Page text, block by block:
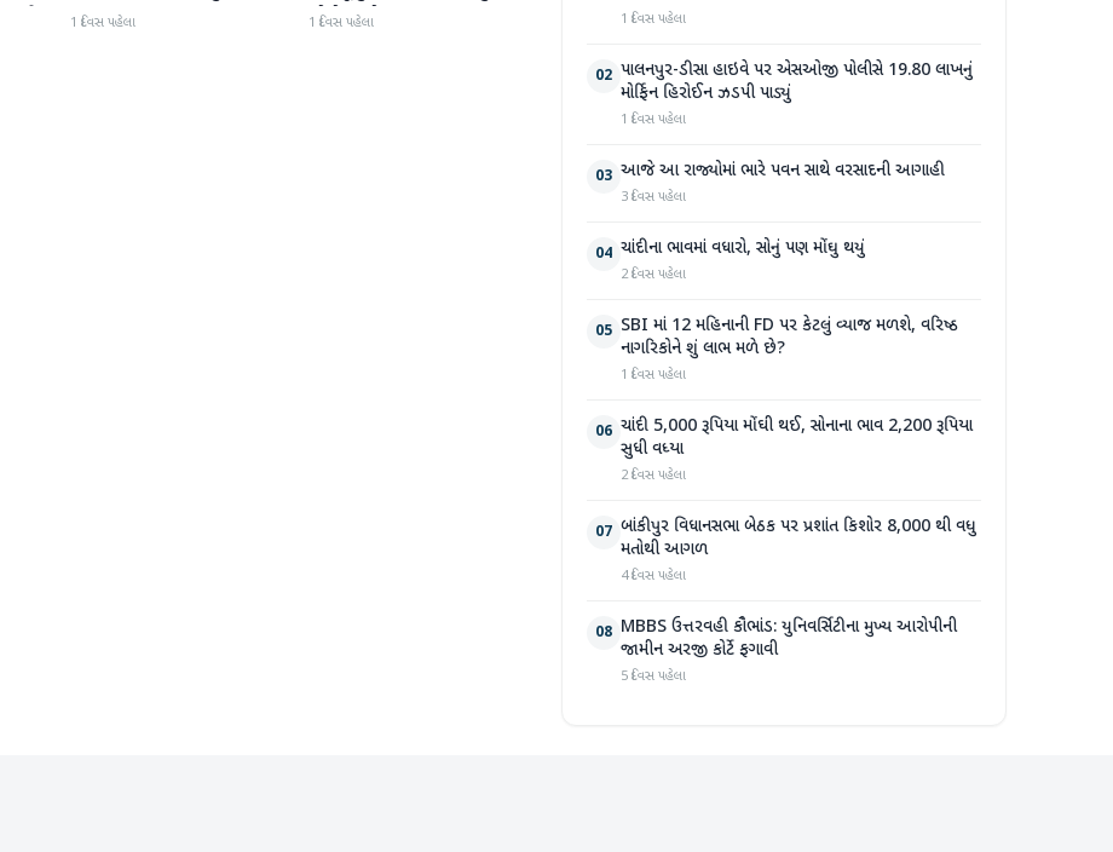
1 દિવસ પહેલા
લોકોના મોત
1 દિવસ પહેલા 1 દિવસ પહેલા
02 પાલનપુર-ડીસા હાઇવે પર એસઓજી પોલીસે 19.80 લાખનું
મોર્ફિન હિરોઈન ઝડપી પાડ્યું
1 દિવસ પહેલા
03 આજે આ રાજ્યોમાં ભારે પવન સાથે વરસાદની આગાહી
3 દિવસ પહેલા
04 ચાંદીના ભાવમાં વધારો, સોનું પણ મોંઘુ થયું
2 દિવસ પહેલા
05 SBI માં 12 મહિનાની FD પર કેટલું વ્યાજ મળશે, વરિષ્ઠ
નાગરિકોને શું લાભ મળે છે?
1 દિવસ પહેલા
06 ચાંદી 5,000 રૂપિયા મોંઘી થઈ, સોનાના ભાવ 2,200 રૂપિયા
સુધી વધ્યા
2 દિવસ પહેલા
07 બાંકીપુર વિધાનસભા બેઠક પર પ્રશાંત કિશોર 8,000 થી વધુ
મતોથી આગળ
4 દિવસ પહેલા
08 MBBS ઉત્તરવહી કૌભાંડ: યુનિવર્સિટીના મુખ્ય આરોપીની
જામીન અરજી કોર્ટે ફગાવી
5 દિવસ પહેલા